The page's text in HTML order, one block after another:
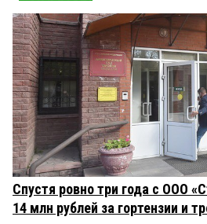
Спустя ровно три года с ООО
14 млн рублей за гортензии и